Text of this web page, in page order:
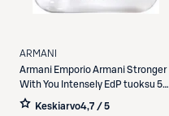
ARMANI
Armani Emporio Armani Stronger
With You Intensely EdP tuoksu 50
ml
Keskiarvo4,7 / 5